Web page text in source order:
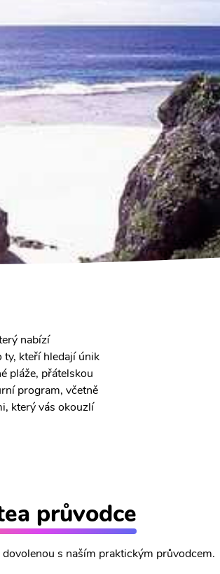
nabízí
ty, kteří hledají únik
pláže, přátelskou
program, včetně
který vás okouzlí
průvodce
s naším praktickým průvodcem.